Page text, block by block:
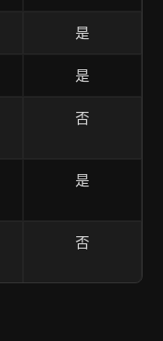
是
是
否
是
否